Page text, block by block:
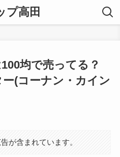
プ高田
均で売ってる？
(コーナン・カイン
が含まれています。